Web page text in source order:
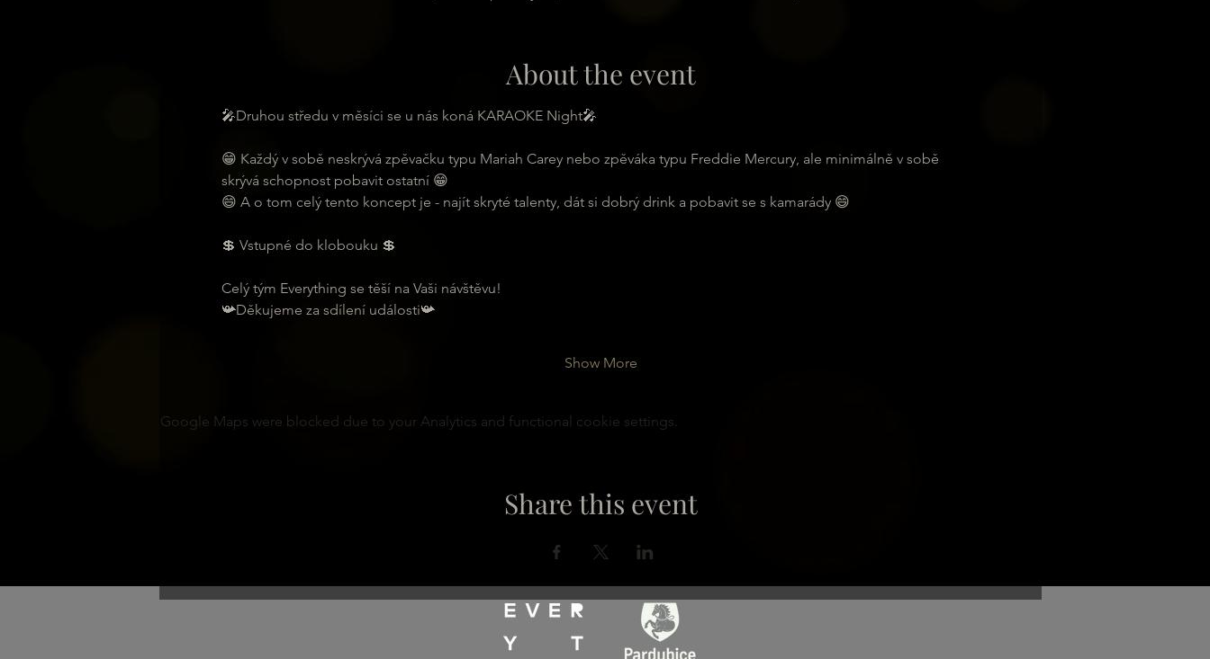
About the event
🎤Druhou středu v měsíci se u nás koná KARAOKE Night🎤
😁 Každý v sobě neskrývá zpěvačku typu Mariah Carey nebo zpěváka typu Freddie Mercury, ale minimálně v sobě
skrývá schopnost pobavit ostatní 😁
😄 A o tom celý tento koncept je - najít skryté talenty, dát si dobrý drink a pobavit se s kamarády 😄
💲 Vstupné do klobouku 💲
Celý tým Everything se těší na Vaši návštěvu!
📯Děkujeme za sdílení události📯
Show More
Google Maps were blocked due to your Analytics and functional cookie settings.
Share this event